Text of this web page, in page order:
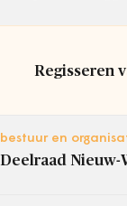
Regisseren
bestuur en
Deelraad Nieuw-